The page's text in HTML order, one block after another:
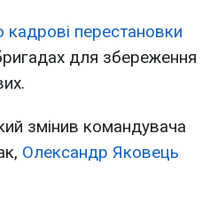
перестановки
для збереження
змінив командувача
Олександр Яковець